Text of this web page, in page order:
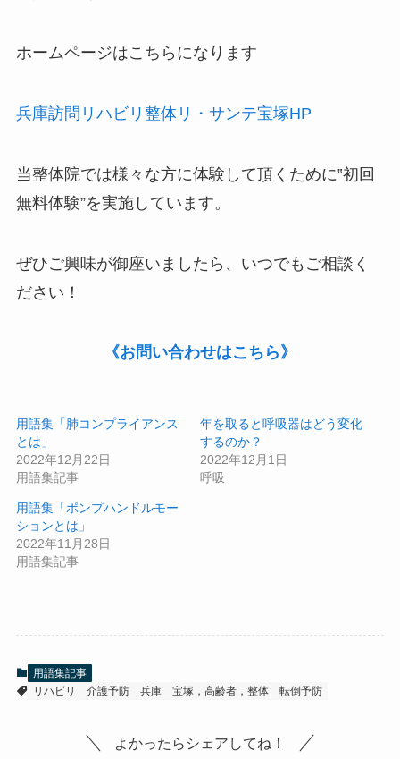
ホームページはこちらになります
兵庫訪問リハビリ整体リ・サンテ宝塚HP
当整体院では様々な方に体験して頂くために‟初回
無料体験”を実施しています。
ぜひご興味が御座いましたら、いつでもご相談く
ださい！
《お問い合わせはこちら》
用語集「肺コンプライアンス
とは」
2022年12月22日
用語集記事
年を取ると呼吸器はどう変化
するのか？
2022年12月1日
呼吸
用語集「ポンプハンドルモー
ションとは」
2022年11月28日
用語集記事
用語集記事
リハビリ
介護予防 兵庫 宝塚，高齢者，整体 転倒予防
よかったらシェアしてね！